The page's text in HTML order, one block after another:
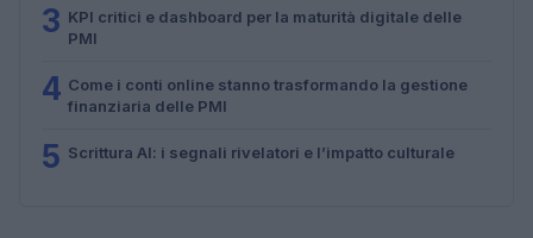
3 KPI critici e dashboard per la maturità digitale delle
PMI
4 Come i conti online stanno trasformando la gestione
finanziaria delle PMI
5 Scrittura AI: i segnali rivelatori e l’impatto culturale